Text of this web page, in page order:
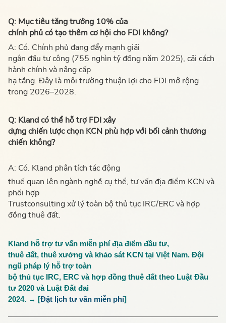
Q: Mục tiêu tăng trưởng 10% của
chính phủ có tạo thêm cơ hội cho FDI không?
A: Có. Chính phủ đang đẩy mạnh giải
ngân đầu tư công (755 nghìn tỷ đồng năm 2025), cải cách
hành chính và nâng cấp
hạ tầng. Đây là môi trường thuận lợi cho FDI mở rộng
trong 2026–2028.
Q: Kland có thể hỗ trợ FDI xây
dựng chiến lược chọn KCN phù hợp với bối cảnh thương
chiến không?
A: Có. Kland phân tích tác động
thuế quan lên ngành nghề cụ thể, tư vấn địa điểm KCN và
phối hợp
Trustconsulting xử lý toàn bộ thủ tục IRC/ERC và hợp
đồng thuê đất.
Kland hỗ trợ tư vấn miễn phí địa điểm đầu tư,
thuê đất, thuê xưởng và khảo sát KCN tại Việt Nam. Đội
ngũ pháp lý hỗ trợ toàn
bộ thủ tục IRC, ERC và hợp đồng thuê đất theo Luật Đầu
tư 2020 và Luật Đất đai
2024. → [Đặt lịch tư vấn miễn phí]